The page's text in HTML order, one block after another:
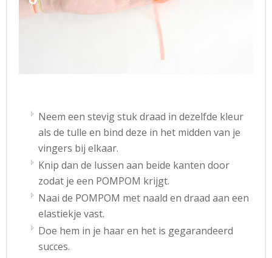
Neem een stevig stuk draad in dezelfde kleur
als de tulle en bind deze in het midden van je
vingers bij elkaar.
Knip dan de lussen aan beide kanten door
zodat je een POMPOM krijgt.
Naai de POMPOM met naald en draad aan een
elastiekje vast.
Doe hem in je haar en het is gegarandeerd
succes.